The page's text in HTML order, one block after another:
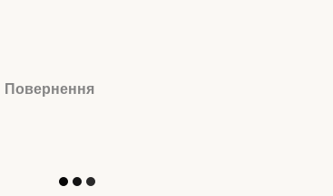
Повернення